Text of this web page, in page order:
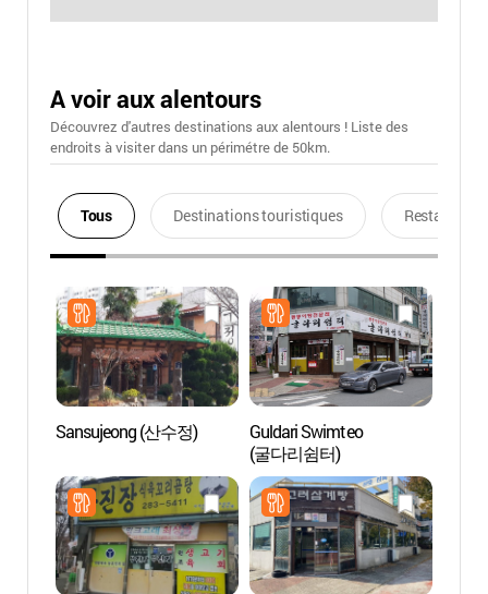
A voir aux alentours
Découvrez d'autres destinations aux alentours ! Liste des
endroits à visiter dans un périmétre de 50km.
Tous Destinations touristiques Restaurants
Sansujeong (산수정)
Guldari Swimteo
(굴다리쉼터)